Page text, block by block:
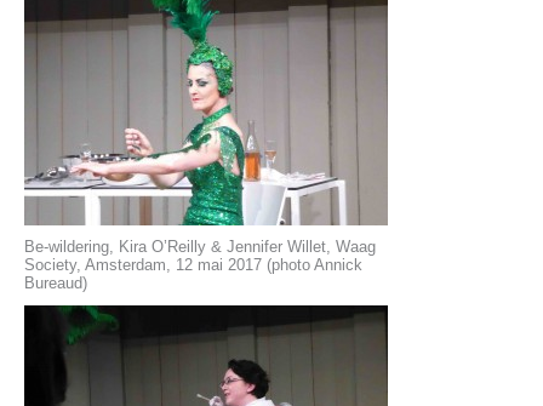
Be-wildering, Kira O’Reilly & Jennifer Willet, Waag
Society, Amsterdam, 12 mai 2017 (photo Annick
Bureaud)